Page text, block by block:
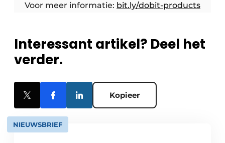
Voor meer informatie: bit.ly/dobit-products
Interessant artikel? Deel het
verder.
Kopieer
NIEUWSBRIEF